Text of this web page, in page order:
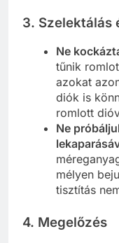
3. Szelektálás
Ne
tűnik
azokat
diók is
romlott
Ne
mélyen
tisztítás
4. Megelőzés